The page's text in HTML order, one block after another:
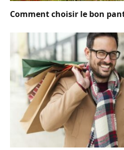
Comment choisir le bon